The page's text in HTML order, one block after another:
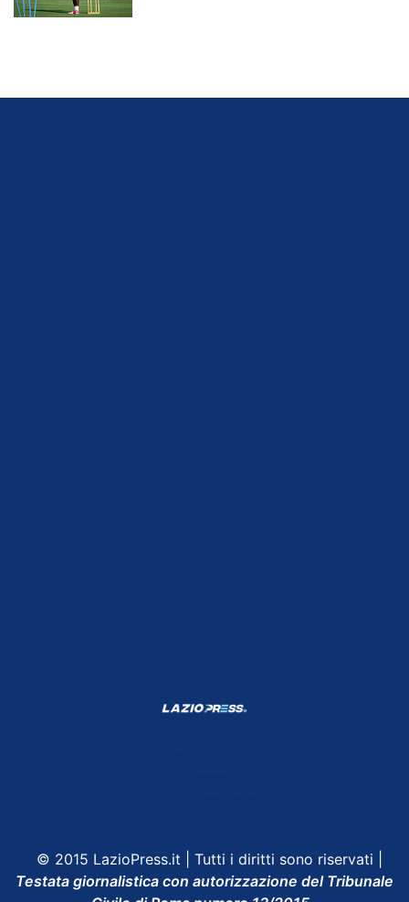
© 2015 LazioPress.it | Tutti i diritti sono riservati |
Testata giornalistica con autorizzazione del Tribunale